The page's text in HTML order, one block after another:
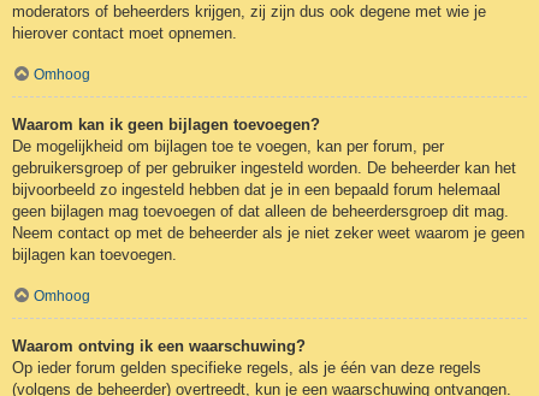
moderators of beheerders krijgen, zij zijn dus ook degene met wie je
hierover contact moet opnemen.
Omhoog
Waarom kan ik geen bijlagen toevoegen?
De mogelijkheid om bijlagen toe te voegen, kan per forum, per
gebruikersgroep of per gebruiker ingesteld worden. De beheerder kan het
bijvoorbeeld zo ingesteld hebben dat je in een bepaald forum helemaal
geen bijlagen mag toevoegen of dat alleen de beheerdersgroep dit mag.
Neem contact op met de beheerder als je niet zeker weet waarom je geen
bijlagen kan toevoegen.
Omhoog
Waarom ontving ik een waarschuwing?
Op ieder forum gelden specifieke regels, als je één van deze regels
(volgens de beheerder) overtreedt, kun je een waarschuwing ontvangen.